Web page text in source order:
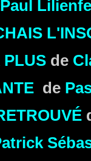
PLUS de
de